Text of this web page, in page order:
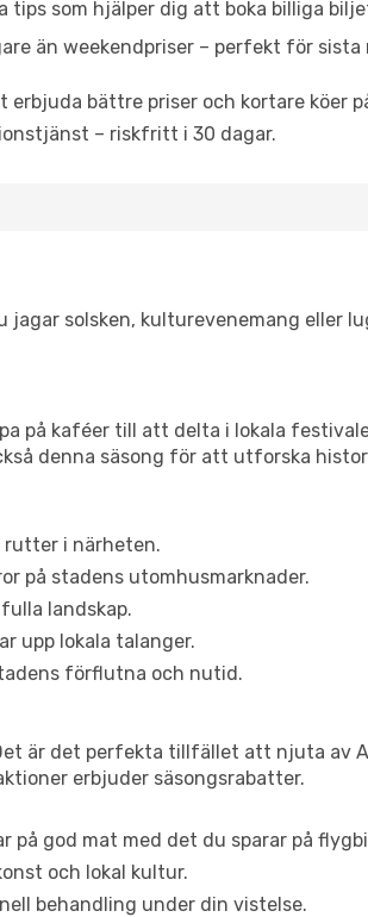
som hjälper dig att boka billiga
än weekendpriser – perfekt för
bättre priser och kortare köer
– riskfritt i 30 dagar.
solsken, kulturevenemang eller
på kaféer till att delta i lokala
denna säsong för att utforska
rutter i närheten.
på stadens utomhusmarknader.
landskap.
upp lokala talanger.
förflutna och nutid.
är det perfekta tillfället att njuta av
erbjuder säsongsrabatter.
på god mat med det du sparar på
och lokal kultur.
behandling under din vistelse.